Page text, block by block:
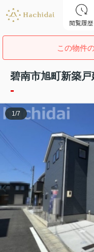
閲覧履歴
この物件
碧南市旭町新築
-
1 /7